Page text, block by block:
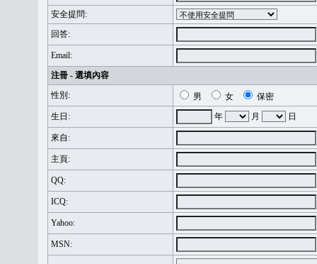
安全提問:
回答:
Email:
注冊 - 選填內容
性別:
男 女
保密
生日:
年 月 日
來自:
主頁:
QQ:
ICQ:
Yahoo:
MSN: